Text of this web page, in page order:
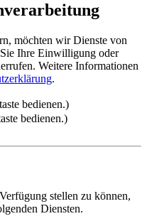
möchten wir Dienste von
Ihre Einwilligung oder
Weitere Informationen
.
bedienen.)
bedienen.)
stellen zu können,
Diensten.